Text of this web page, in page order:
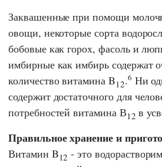
Заквашенные при помощи
овощи, некоторые сорта
бобовые как горох, фасоль и
имбирные как имбирь содержат
количество витамина B12.6 Ни
содержит достаточного для
потребностей витамина В12 в
Правильное хранение и
Витамин B12 - это